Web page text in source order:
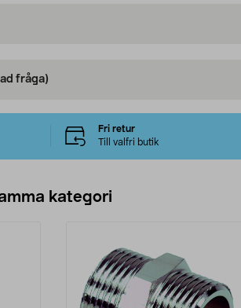
fråga)
Fri retur
Till valfri butik
kategori